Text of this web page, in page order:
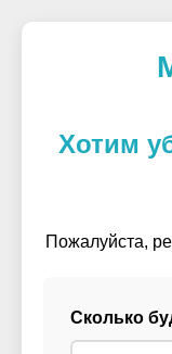
Хотим
Пожалуйста,
Сколько